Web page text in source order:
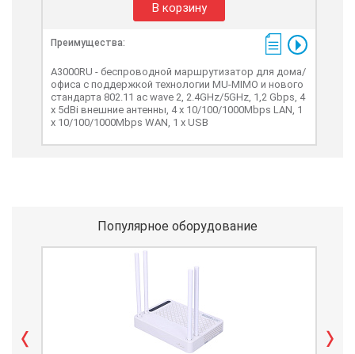
В корзину
Преимущества:
A3000RU - беспроводной маршрутизатор для дома/
офиса с поддержкой технологии MU-MIMO и нового
стандарта 802.11 ac wave 2, 2.4GHz/5GHz, 1,2 Gbps, 4
х 5dBi внешние антенны, 4 х 10/100/1000Mbps LAN, 1
x 10/100/1000Mbps WAN, 1 x USB
Популярное оборудование